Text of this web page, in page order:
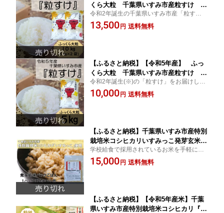
くら大粒 千葉県いすみ市産粒すけ 精
米10kg(5kg×2袋)【1396974】
令和2年誕生の千葉県いすみ市産「粒すけ」
をお届け!和食、洋食、中華など、いろいろ
な料理に合います♪
13,500 円 送料無料
【ふるさと納税】【令和5年産】 ふっ
くら大粒 千葉県いすみ市産粒すけ 精
米5kg【1438762】
令和2年誕生(※)の「粒すけ」をお届けしま
す!和食、洋食、中華など、いろいろな料理
に合います♪
10,000 円 送料無料
【ふるさと納税】千葉県いすみ市産特別
栽培米コシヒカリいすみっこ発芽玄米パ
ックごはん170g×10パック 【144585
8】
学校給食で採用されているお米を手軽に食
べれる発芽玄米パックごはんにしました
15,000 円 送料無料
【ふるさと納税】【令和5年産米】千葉
県いすみ市産特別栽培米コシヒカリ『い